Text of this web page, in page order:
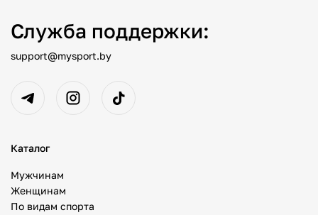
Служба поддержки:
support@mysport.by
Каталог
Мужчинам
Женщинам
По видам спорта